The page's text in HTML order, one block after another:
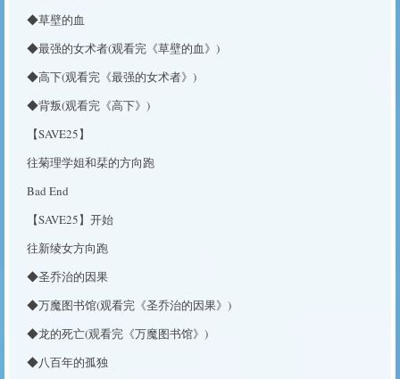
◆草壁的血
◆最强的女术者(观看完《草壁的血》)
◆高下(观看完《最强的女术者》)
◆背叛(观看完《高下》)
【SAVE25】
往菊理学姐和栞的方向跑
Bad End
【SAVE25】开始
往新绫女方向跑
◆圣乔治的因果
◆万魔图书馆(观看完《圣乔治的因果》)
◆龙的死亡(观看完《万魔图书馆》)
◆八百年的孤独